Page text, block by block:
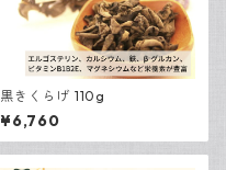
黒きくらげ 110g
¥6,760